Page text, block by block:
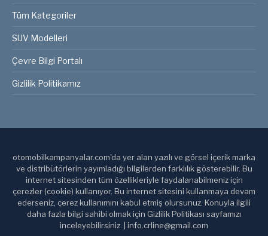
Tüm Kategoriler
SUV Modelleri
Çevre Bilgi Portalı
Gizlilik Politikamız
otomobilkampanyalar.com'da yer alan yazılı ve görsel içerik marka
ve distribütörlerin yayımladığı bilgilerden farklılık gösterebilir. Bu
internet sitesinden tüm özellikleriyle faydalanabilmeniz için
çerezler (cookie) kullanıyor. Bu internet sitesini kullanmaya devam
ederseniz, çerez kullanımını kabul etmiş olursunuz. Konuyla ilgili
daha fazla bilgi sahibi olmak için Gizlilik Politikası sayfamızı
inceleyebilirsiniz. | info.crline@gmail.com